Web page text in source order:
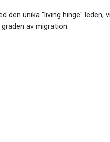
den unika "living hinge" leden,
av migration.